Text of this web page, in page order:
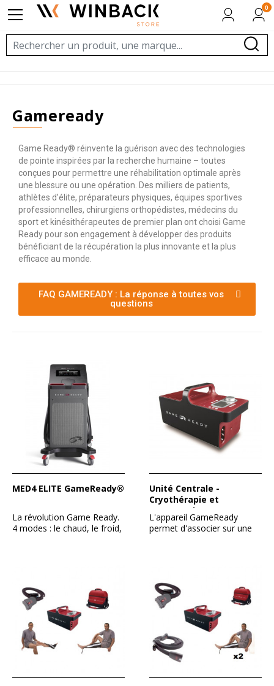
gameready
Game Ready® réinvente la guérison avec des technologies
de pointe inspirées par la recherche humaine – toutes
conçues pour permettre une réhabilitation optimale après
une blessure ou une opération. Des milliers de patients,
athlètes d’élite, préparateurs physiques, équipes sportives
professionnelles, chirurgiens orthopédistes, médecins du
sport et kinésithérapeutes de premier plan ont choisi Game
Ready pour son engagement à développer des produits
bénéficiant de la récupération la plus innovante et la plus
efficace au monde.
FAQ GAMEREADY : La réponse à toutes vos
questions
MED4 ELITE GameReady®
La révolution Game Ready.
4 modes : le chaud, le froid,
Unité Centrale -
Cryothérapie et
compression -
GameReady
L'appareil GameReady
permet d'associer sur une
0